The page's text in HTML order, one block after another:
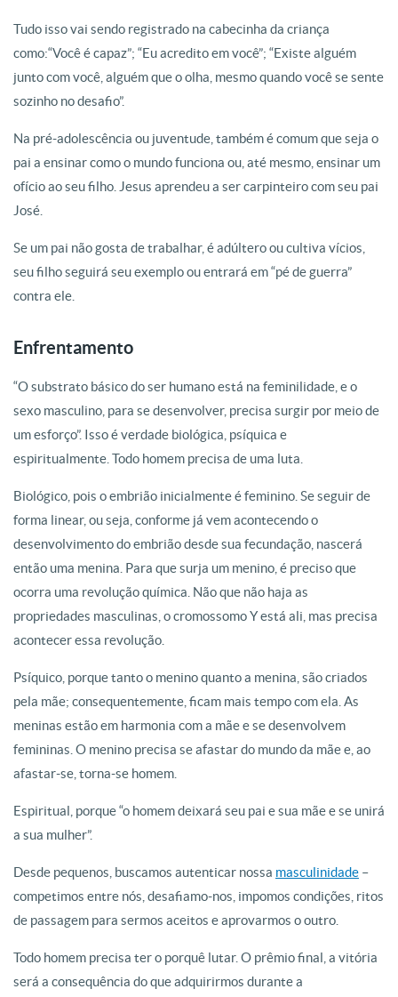
Tudo isso vai sendo registrado na cabecinha da criança
como:“Você é capaz”; “Eu acredito em você”; “Existe alguém
junto com você, alguém que o olha, mesmo quando você se sente
sozinho no desafio”.
Na pré-adolescência ou juventude, também é comum que seja o
pai a ensinar como o mundo funciona ou, até mesmo, ensinar um
ofício ao seu filho. Jesus aprendeu a ser carpinteiro com seu pai
José.
Se um pai não gosta de trabalhar, é adúltero ou cultiva vícios,
seu filho seguirá seu exemplo ou entrará em “pé de guerra”
contra ele.
Enfrentamento
“O substrato básico do ser humano está na feminilidade, e o
sexo masculino, para se desenvolver, precisa surgir por meio de
um esforço”. Isso é verdade biológica, psíquica e
espiritualmente. Todo homem precisa de uma luta.
Biológico, pois o embrião inicialmente é feminino. Se seguir de
forma linear, ou seja, conforme já vem acontecendo o
desenvolvimento do embrião desde sua fecundação, nascerá
então uma menina. Para que surja um menino, é preciso que
ocorra uma revolução química. Não que não haja as
propriedades masculinas, o cromossomo Y está ali, mas precisa
acontecer essa revolução.
Psíquico, porque tanto o menino quanto a menina, são criados
pela mãe; consequentemente, ficam mais tempo com ela. As
meninas estão em harmonia com a mãe e se desenvolvem
femininas. O menino precisa se afastar do mundo da mãe e, ao
afastar-se, torna-se homem.
Espiritual, porque “o homem deixará seu pai e sua mãe e se unirá
a sua mulher”.
Desde pequenos, buscamos autenticar nossa masculinidade –
competimos entre nós, desafiamo-nos, impomos condições, ritos
de passagem para sermos aceitos e aprovarmos o outro.
Todo homem precisa ter o porquê lutar. O prêmio final, a vitória
será a consequência do que adquirirmos durante a